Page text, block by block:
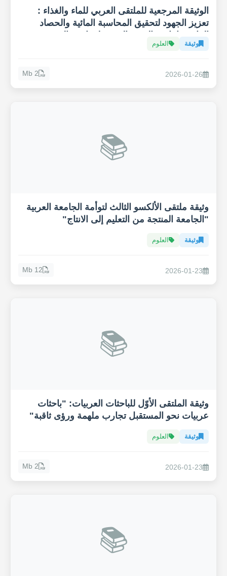
الوثيقة المرجعية للملتقى العربي للماء والغذاء :
تعزيز الجهود لتحقيق المحاسبة المائية والحصاد
المناخي
وثيقة العلوم
2026-01-26
2 Mb
📚
وثيقة ملتقى الألكسو الثالث لتوأمة الجامعة العربية
"الجامعة المنتجة من التعليم إلى الانتاج"
وثيقة العلوم
2026-01-23
12 Mb
📚
وثيقة الملتقى الأوّل للباحثات العربيات: "باحثات
عربيات نحو المستقبل تجارب ملهمة ورؤى ثاقبة"
وثيقة العلوم
2026-01-23
2 Mb
📚